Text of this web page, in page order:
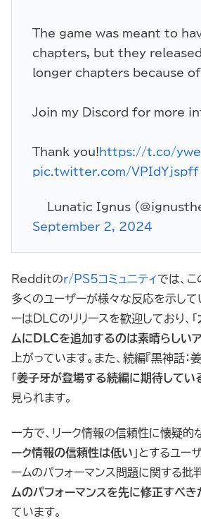
The game was meant to
chapters, but they
longer chapters because
Join my Discord for more
Thank you! https://t.co/
pic.twitter.com/VPIdYjspff
— Lunatic Ignus
September 2, 2024
Redditのr/PS5コミュニティでは、
多くのユーザーが様々な反応を示して
ーはDLCのリリースを歓迎しており、「
ムにDLCを追加するのは素晴らしい
上がっています。また、続編『黒神話：
姜子牙が登場する続編に期待してい
見られます。
一方で、リーク情報の信頼性に懐疑的な
ーク情報の信頼性は低い 」とするユー
ームのパフォーマンス問題に関する批判
ムのパフォーマンスを先に修正すべき
ています。